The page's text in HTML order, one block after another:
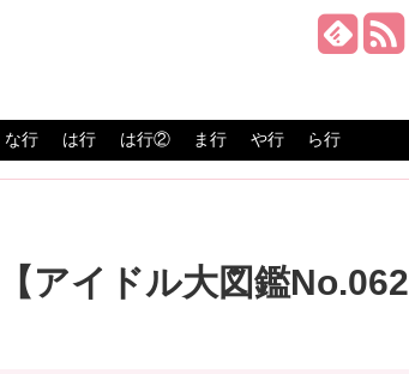
な行 は行 は行② ま行 や行 ら行
アイドル大図鑑No.062